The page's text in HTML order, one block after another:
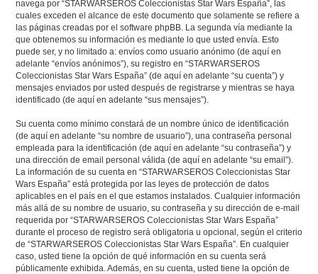
navega por “STARWARSEROS Coleccionistas Star Wars España”, las
cuales exceden el alcance de este documento que solamente se refiere a
las páginas creadas por el software phpBB. La segunda vía mediante la
que obtenemos su información es mediante lo que usted envía. Esto
puede ser, y no limitado a: envíos como usuario anónimo (de aquí en
adelante “envíos anónimos”), su registro en “STARWARSEROS
Coleccionistas Star Wars España” (de aquí en adelante “su cuenta”) y
mensajes enviados por usted después de registrarse y mientras se haya
identificado (de aquí en adelante “sus mensajes”).
Su cuenta como mínimo constará de un nombre único de identificación
(de aquí en adelante “su nombre de usuario”), una contraseña personal
empleada para la identificación (de aquí en adelante “su contraseña”) y
una dirección de email personal válida (de aquí en adelante “su email”).
La información de su cuenta en “STARWARSEROS Coleccionistas Star
Wars España” está protegida por las leyes de protección de datos
aplicables en el país en el que estamos instalados. Cualquier información
más allá de su nombre de usuario, su contraseña y su dirección de e-mail
requerida por “STARWARSEROS Coleccionistas Star Wars España”
durante el proceso de registro será obligatoria u opcional, según el criterio
de “STARWARSEROS Coleccionistas Star Wars España”. En cualquier
caso, usted tiene la opción de qué información en su cuenta será
públicamente exhibida. Además, en su cuenta, usted tiene la opción de